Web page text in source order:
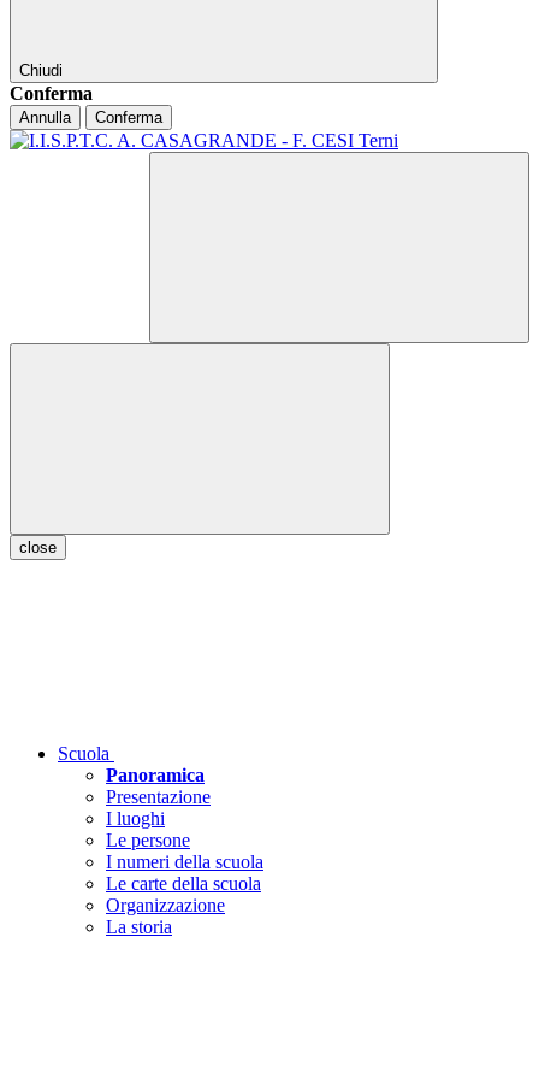
Chiudi
Conferma
Annulla Conferma
close
Scuola
Panoramica
Presentazione
I luoghi
Le persone
I numeri della scuola
Le carte della scuola
Organizzazione
La storia